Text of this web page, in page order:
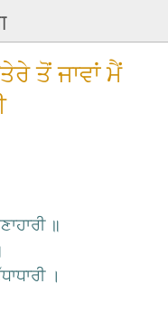
ਤੇਰੇ ਤੋਂ ਜਾਵਾਂ ਮੈਂ
॥
।